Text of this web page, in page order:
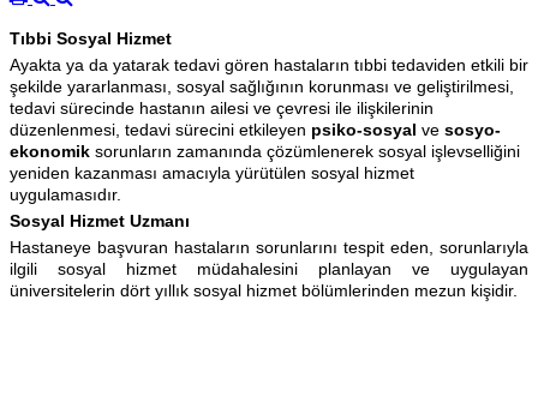
Tıbbi Sosyal Hizmet
Ayakta ya da yatarak tedavi gören hastaların tıbbi tedaviden etkili bir
şekilde yararlanması, sosyal sağlığının korunması ve geliştirilmesi,
tedavi sürecinde hastanın ailesi ve çevresi ile ilişkilerinin
düzenlenmesi, tedavi sürecini etkileyen psiko-sosyal ve sosyo-
ekonomik sorunların zamanında çözümlenerek sosyal işlevselliğini
yeniden kazanması amacıyla yürütülen sosyal hizmet
uygulamasıdır.
Sosyal Hizmet Uzmanı
Hastaneye başvuran hastaların sorunlarını tespit eden, sorunlarıyla
ilgili sosyal hizmet müdahalesini planlayan ve uygulayan
üniversitelerin dört yıllık sosyal hizmet bölümlerinden mezun kişidir.